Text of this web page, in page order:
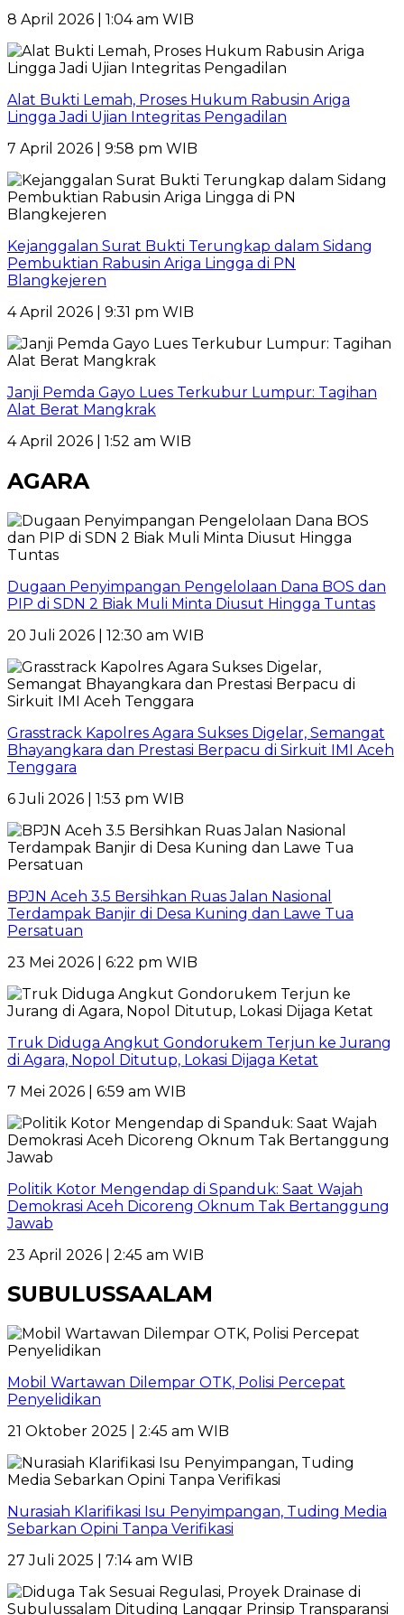
8 April 2026 | 1:04 am WIB
Alat Bukti Lemah, Proses Hukum Rabusin Ariga
Lingga Jadi Ujian Integritas Pengadilan
7 April 2026 | 9:58 pm WIB
Kejanggalan Surat Bukti Terungkap dalam Sidang
Pembuktian Rabusin Ariga Lingga di PN
Blangkejeren
4 April 2026 | 9:31 pm WIB
Janji Pemda Gayo Lues Terkubur Lumpur: Tagihan
Alat Berat Mangkrak
4 April 2026 | 1:52 am WIB
AGARA
Dugaan Penyimpangan Pengelolaan Dana BOS dan
PIP di SDN 2 Biak Muli Minta Diusut Hingga Tuntas
20 Juli 2026 | 12:30 am WIB
Grasstrack Kapolres Agara Sukses Digelar, Semangat
Bhayangkara dan Prestasi Berpacu di Sirkuit IMI Aceh
Tenggara
6 Juli 2026 | 1:53 pm WIB
BPJN Aceh 3.5 Bersihkan Ruas Jalan Nasional
Terdampak Banjir di Desa Kuning dan Lawe Tua
Persatuan
23 Mei 2026 | 6:22 pm WIB
Truk Diduga Angkut Gondorukem Terjun ke Jurang
di Agara, Nopol Ditutup, Lokasi Dijaga Ketat
7 Mei 2026 | 6:59 am WIB
Politik Kotor Mengendap di Spanduk: Saat Wajah
Demokrasi Aceh Dicoreng Oknum Tak Bertanggung
Jawab
23 April 2026 | 2:45 am WIB
SUBULUSSAALAM
Mobil Wartawan Dilempar OTK, Polisi Percepat
Penyelidikan
21 Oktober 2025 | 2:45 am WIB
Nurasiah Klarifikasi Isu Penyimpangan, Tuding Media
Sebarkan Opini Tanpa Verifikasi
27 Juli 2025 | 7:14 am WIB